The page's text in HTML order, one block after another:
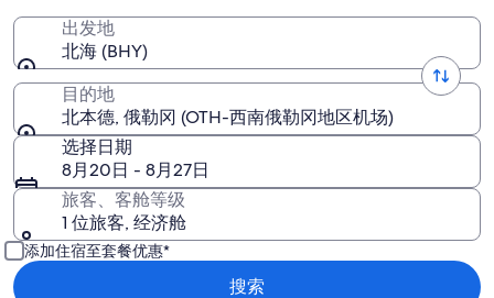
出发地
北海 (BHY)
目的地
北本德, 俄勒冈 (OTH-西南俄勒冈地区机场)
选择日期
8月20日 - 8月27日
旅客、客舱等级
1 位旅客, 经济舱
添加住宿至套餐优惠*
搜索